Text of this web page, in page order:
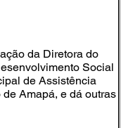
da Diretora do
Social
de Assistência
Amapá, e dá outras